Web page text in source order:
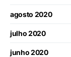
agosto 2020
julho 2020
junho 2020